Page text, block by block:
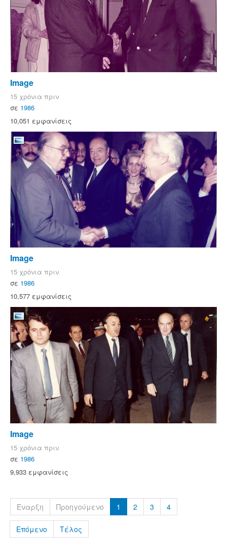
Image
15 χρόνια πριν
σε 1986
10,051 εμφανίσεις
Image
15 χρόνια πριν
σε 1986
10,577 εμφανίσεις
Image
15 χρόνια πριν
σε 1986
9,933 εμφανίσεις
Έναρξη Προηγούμενο 1 2 3 4
Επόμενο Τέλος